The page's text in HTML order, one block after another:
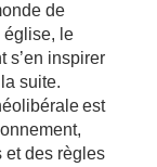
de
église, le
s’en inspirer
suite.
est
et des règles